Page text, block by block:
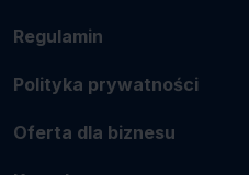
Regulamin
Polityka prywatności
Oferta dla biznesu